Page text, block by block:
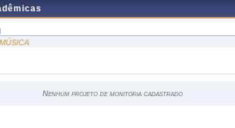
Nenhum projeto de monitoria cadastrado